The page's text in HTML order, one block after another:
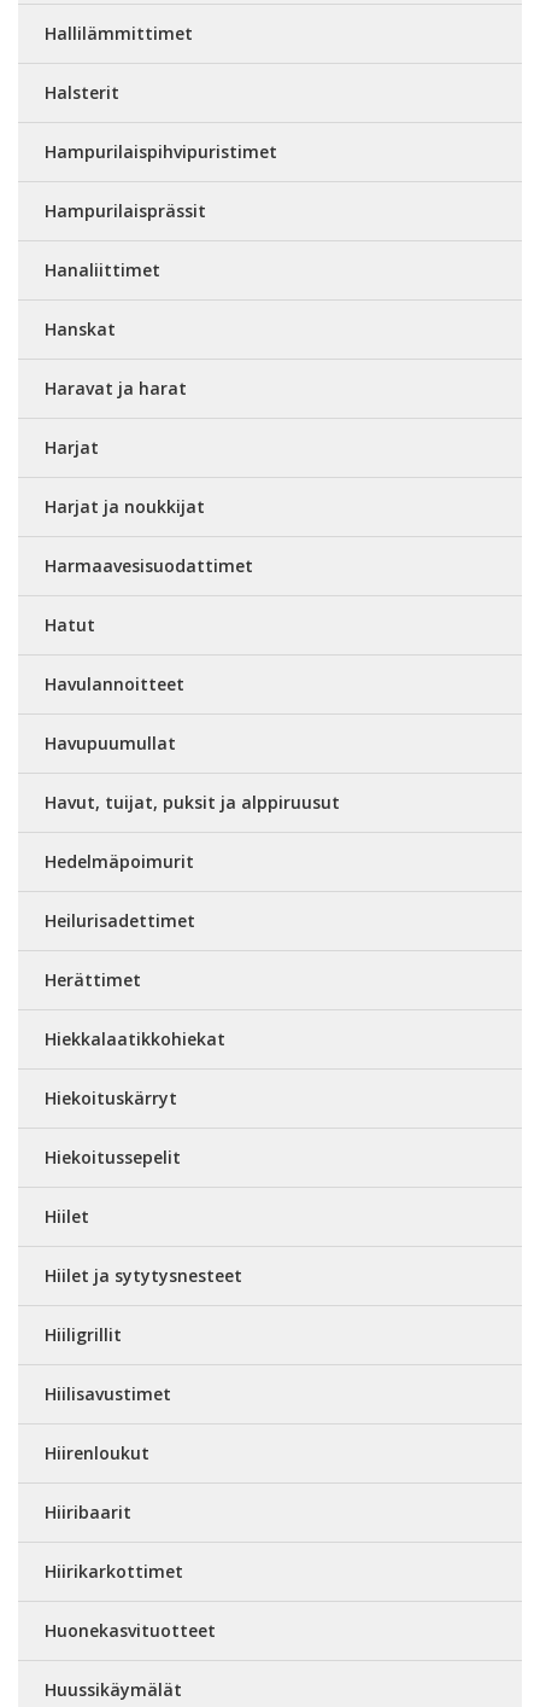
Hallilämmittimet
Halsterit
Hampurilaispihvipuristimet
Hampurilaisprässit
Hanaliittimet
Hanskat
Haravat ja harat
Harjat
Harjat ja noukkijat
Harmaavesisuodattimet
Hatut
Havulannoitteet
Havupuumullat
Havut, tuijat, puksit ja alppiruusut
Hedelmäpoimurit
Heilurisadettimet
Herättimet
Hiekkalaatikkohiekat
Hiekoituskärryt
Hiekoitussepelit
Hiilet
Hiilet ja sytytysnesteet
Hiiligrillit
Hiilisavustimet
Hiirenloukut
Hiiribaarit
Hiirikarkottimet
Huonekasvituotteet
Huussikäymälät